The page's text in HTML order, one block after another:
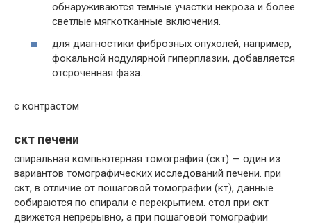
обнаруживаются темные участки некроза и более
светлые мягкотканные включения.
для диагностики фиброзных опухолей, например,
фокальной нодулярной гиперплазии, добавляется
отсроченная фаза.
с контрастом
скт печени
спиральная компьютерная томография (скт) — один из
вариантов томографических исследований печени. при
скт, в отличие от пошаговой томографии (кт), данные
собираются по спирали с перекрытием. стол при скт
движется непрерывно, а при пошаговой томографии